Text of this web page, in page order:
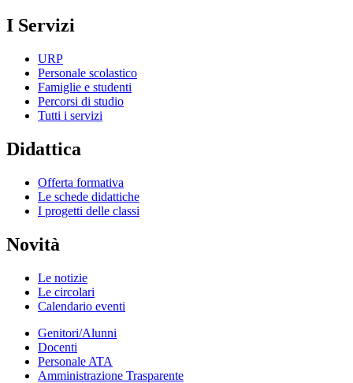
I Servizi
URP
Personale scolastico
Famiglie e studenti
Percorsi di studio
Tutti i servizi
Didattica
Offerta formativa
Le schede didattiche
I progetti delle classi
Novità
Le notizie
Le circolari
Calendario eventi
Genitori/Alunni
Docenti
Personale ATA
Amministrazione Trasparente